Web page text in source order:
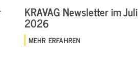
KRAVAG Newsletter im Juli
2026
MEHR ERFAHREN